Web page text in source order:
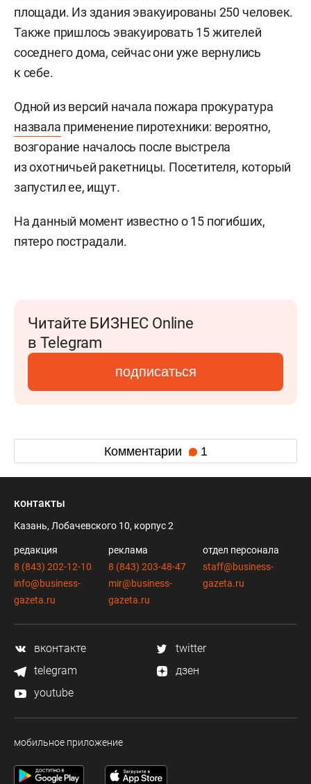
площади. Из здания эвакуированы 250 человек.
Также пришлось эвакуировать 15 жителей
соседнего дома, сейчас они уже вернулись
к себе.
Одной из версий начала пожара прокуратура
назвала применение пиротехники: вероятно,
возгорание началось после выстрела
из охотничьей ракетницы. Посетителя, который
запустил ее, ищут.
На данный момент известно о 15 погибших,
пятеро пострадали.
Читайте БИЗНЕС Online
в Telegram
подписаться
Комментарии 1
контакты
Казань, Лобачевского 10, корпус 2
редакция
8 (843) 202-12-10
info@business-
gazeta.ru
реклама
8 (843) 203-48-47
mir@business-
gazeta.ru
отдел персонала
staff@business-
gazeta.ru
вконтакте
twitter
telegram
дзен
youtube
мобильное приложение